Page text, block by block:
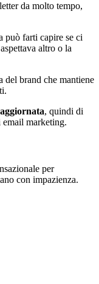
da molto tempo,
può farti capire se ci
altro o la
del brand che mantiene
, quindi di
email marketing.
per
con impazienza.